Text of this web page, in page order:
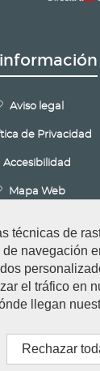
técnicas de
navegación
el tráfico en
llegan
Rechazar
Aviso legal
de Privacidad
Accesibilidad
Mapa Web
cookies
Sociales